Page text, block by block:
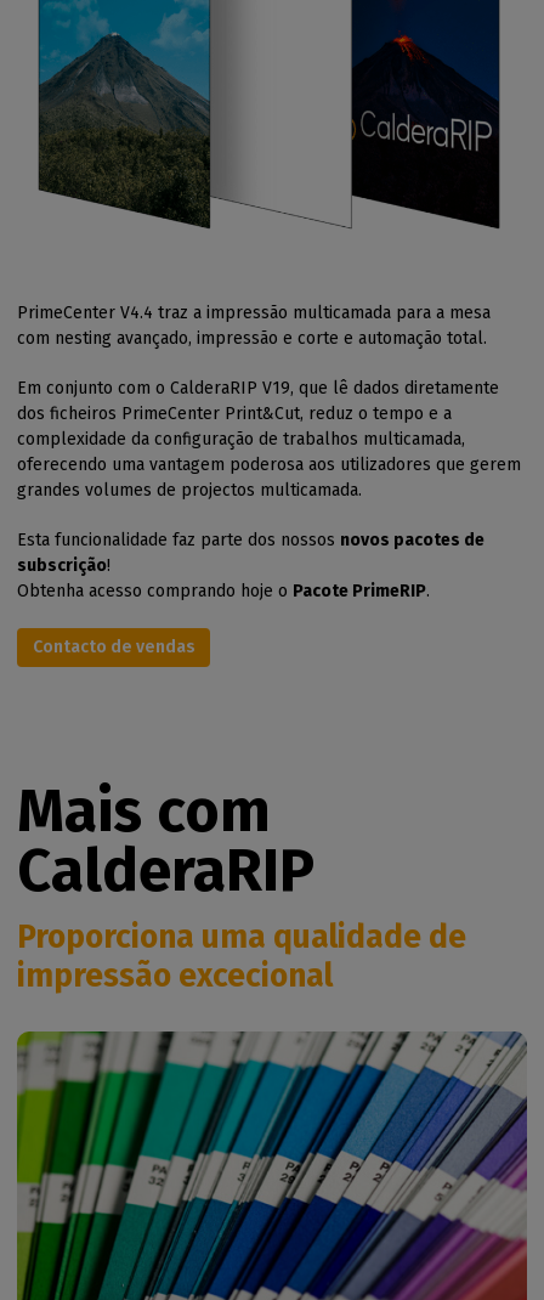
PrimeCenter V4.4 traz a impressão multicamada para a mesa
com nesting avançado, impressão e corte e automação total.
Em conjunto com o CalderaRIP V19, que lê dados diretamente
dos ficheiros PrimeCenter Print&Cut, reduz o tempo e a
complexidade da configuração de trabalhos multicamada,
oferecendo uma vantagem poderosa aos utilizadores que gerem
grandes volumes de projectos multicamada.
Esta funcionalidade faz parte dos nossos novos pacotes de
subscrição!
Obtenha acesso comprando hoje o Pacote PrimeRIP.
Contacto de vendas
Mais com
CalderaRIP
Proporciona uma qualidade de
impressão excecional